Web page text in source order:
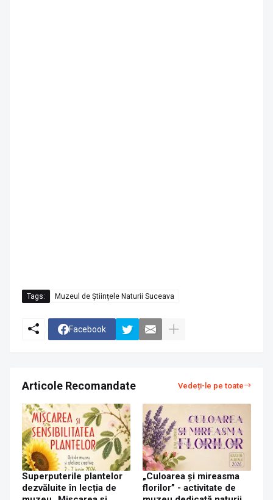
Tags: Muzeul de Științele Naturii Suceava
Facebook
Articole Recomandate Vedeți-le pe toate
Superputerile plantelor
dezvăluite în lecția de
„Culoarea și mireasma
florilor” - activitate de